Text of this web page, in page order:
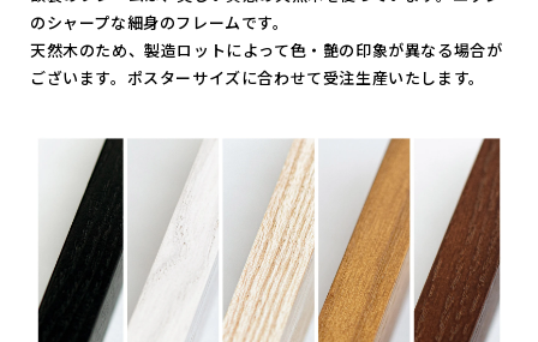
のシャープな細身のフレームです。
天然木のため、製造ロットによって色・艶の印象が異なる場合が
ございます。ポスターサイズに合わせて受注生産いたします。